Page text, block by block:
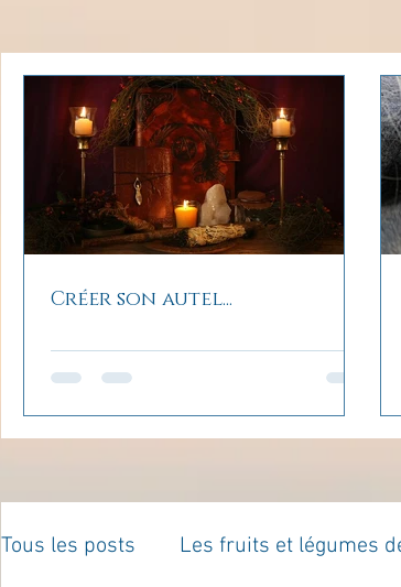
Créer son autel...
Tous les posts Les fruits et légumes